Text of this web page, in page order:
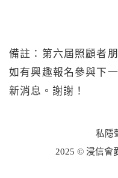
備註：第六屆照顧者
如有興趣報名參與下
新消息。謝謝！
私隱
2025 © 浸信會